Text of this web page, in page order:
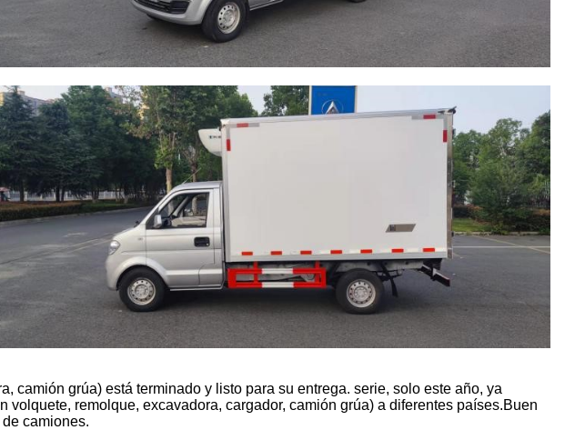
camión grúa) está terminado y listo para su entrega. serie, solo este año, ya
remolque, excavadora, cargador, camión grúa) a diferentes países.Buen
camiones.